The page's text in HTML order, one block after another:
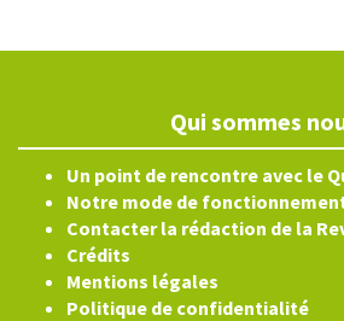
Qui sommes
Un point de rencontre avec le
Notre mode de
Contacter la rédaction de la
Crédits
Mentions légales
Politique de confidentialité